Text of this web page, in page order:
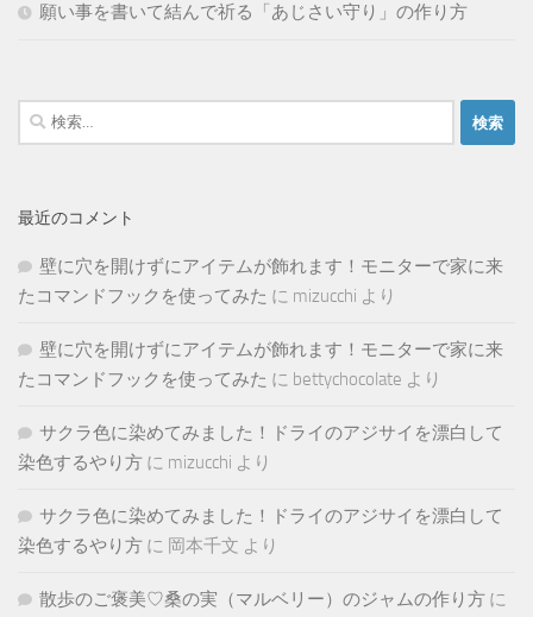
願い事を書いて結んで祈る「あじさい守り」の作り方
検
索:
最近のコメント
壁に穴を開けずにアイテムが飾れます！モニターで家に来
たコマンドフックを使ってみた に mizucchi より
壁に穴を開けずにアイテムが飾れます！モニターで家に来
たコマンドフックを使ってみた に bettychocolate より
サクラ色に染めてみました！ドライのアジサイを漂白して
染色するやり方 に mizucchi より
サクラ色に染めてみました！ドライのアジサイを漂白して
染色するやり方 に 岡本千文 より
散歩のご褒美♡桑の実（マルベリー）のジャムの作り方 に